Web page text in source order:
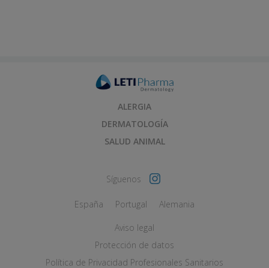
ALERGIA
DERMATOLOGÍA
SALUD ANIMAL
España Portugal Alemania
Aviso legal
Protección de datos
Política de Privacidad Profesionales Sanitarios
Síguenos